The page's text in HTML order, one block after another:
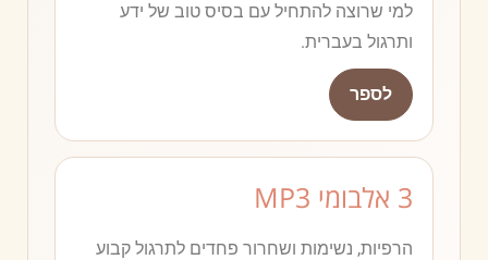
למי שרוצה להתחיל עם בסיס טוב של ידע
ותרגול בעברית.
לספר
3 אלבומי MP3
הרפיות, נשימות ושחרור פחדים לתרגול קבוע